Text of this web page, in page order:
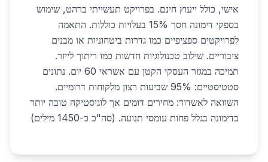
אישי, כולל ייעוץ חינם. בפרויקט תעשייתי ברהט, שימוש
בספקי דימונה חסך 15% בעלויות כוללות. התאמה
לפרויקטים ספציפיים כמו גדרות ביטחוניות או מבנים
ציבוריים. שילוב טכנולוגיות חדשות כמו ריתוך לייזר.
תמיכה במגזר העסקי הקטן עם אשראי 60 יום. נתונים
סטטיסטיים: 95% שביעות רצון מלקוחות דרומיים.
השוואה לאשדוד: מחירים דומים אך לוגיסטיקה טובה יותר
בדימונה בגלל פחות עומסי תנועה. (סה"כ כ-1450 מילים)